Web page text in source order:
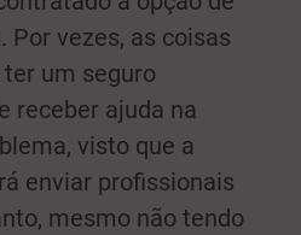
Por vezes, as coisas
um seguro
receber ajuda na
visto que a
enviar profissionais
mesmo não tendo